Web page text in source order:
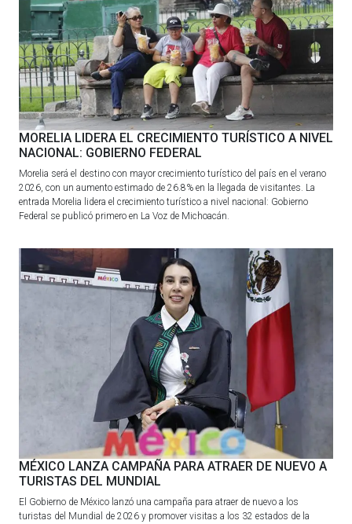
MORELIA LIDERA EL CRECIMIENTO TURÍSTICO A NIVEL
NACIONAL: GOBIERNO FEDERAL
Morelia será el destino con mayor crecimiento turístico del país en el verano
2026, con un aumento estimado de 26.8% en la llegada de visitantes. La
entrada Morelia lidera el crecimiento turístico a nivel nacional: Gobierno
Federal se publicó primero en La Voz de Michoacán.
MÉXICO LANZA CAMPAÑA PARA ATRAER DE NUEVO A
TURISTAS DEL MUNDIAL
El Gobierno de México lanzó una campaña para atraer de nuevo a los
turistas del Mundial de 2026 y promover visitas a los 32 estados de la